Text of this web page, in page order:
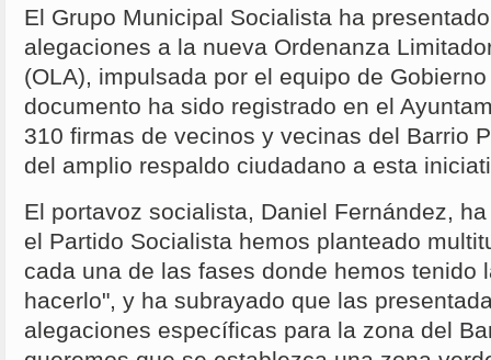
El Grupo Municipal Socialista ha
alegaciones a la nueva Ordenanza
(OLA), impulsada por el equipo de
documento ha sido registrado en el
310 firmas de vecinos y vecinas del Barrio
del amplio respaldo ciudadano a esta
El portavoz socialista, Daniel Fernández,
el Partido Socialista hemos planteado
cada una de las fases donde hemos tenido
hacerlo", y ha subrayado que las
alegaciones específicas para la zona del